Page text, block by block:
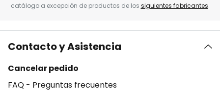
catálogo a excepción de productos de los siguientes fabricantes.
Contacto y Asistencia
Cancelar pedido
FAQ - Preguntas frecuentes